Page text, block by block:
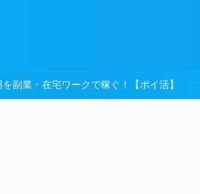
副業・在宅ワークで稼ぐ！【ポイ活】